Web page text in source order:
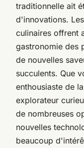
traditionnelle ait
d'innovations.
culinaires offrent
gastronomie des
de nouvelles
succulents. Que
enthousiaste de
explorateur
de nombreuses
nouvelles
beaucoup